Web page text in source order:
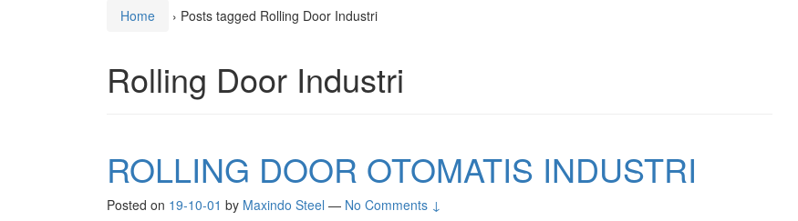
Home › Posts tagged Rolling Door Industri
Rolling Door Industri
ROLLING DOOR OTOMATIS INDUSTRI
Posted on 19-10-01 by Maxindo Steel — No Comments ↓